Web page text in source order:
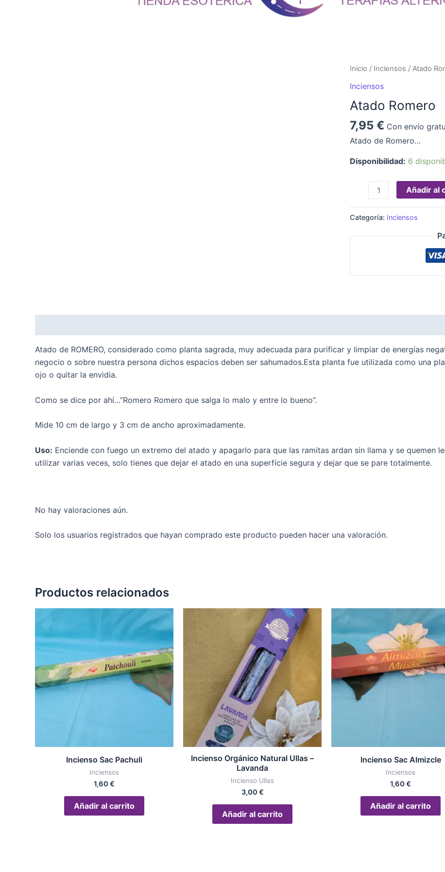
Inicio / Inciensos / Atado
Inciensos
Atado Romero
7,95 € Con envío
Atado de Romero…
Disponibilidad: 6
Atado
Romero
Añadir al
Categoría: Inciensos
Atado de ROMERO, considerado como planta sagrada, muy adecuada para purificar y limpiar de energías
negocio o sobre nuestra persona dichos espacios deben ser sahumados.Esta planta fue utilizada como una
ojo o quitar la envidia.
Como se dice por ahí…”Romero Romero que salga lo malo y entre lo bueno”.
Mide 10 cm de largo y 3 cm de ancho aproximadamente.
Uso: Enciende con fuego un extremo del atado y apagarlo para que las ramitas ardan sin llama y se quemen
utilizar varias veces, solo tienes que dejar el atado en una superfície segura y dejar que se pare totalmente.
No hay valoraciones aún.
Solo los usuarios registrados que hayan comprado este producto pueden hacer una valoración.
Productos relacionados
Incienso Sac Pachuli
Inciensos
1,60€
Añadir al carrito
Incienso Orgánico Natural Ullas –
Lavanda
Incienso Ullas
3,00€
Añadir al carrito
Incienso Sac Almizcle
Inciensos
1,60€
Añadir al carrito